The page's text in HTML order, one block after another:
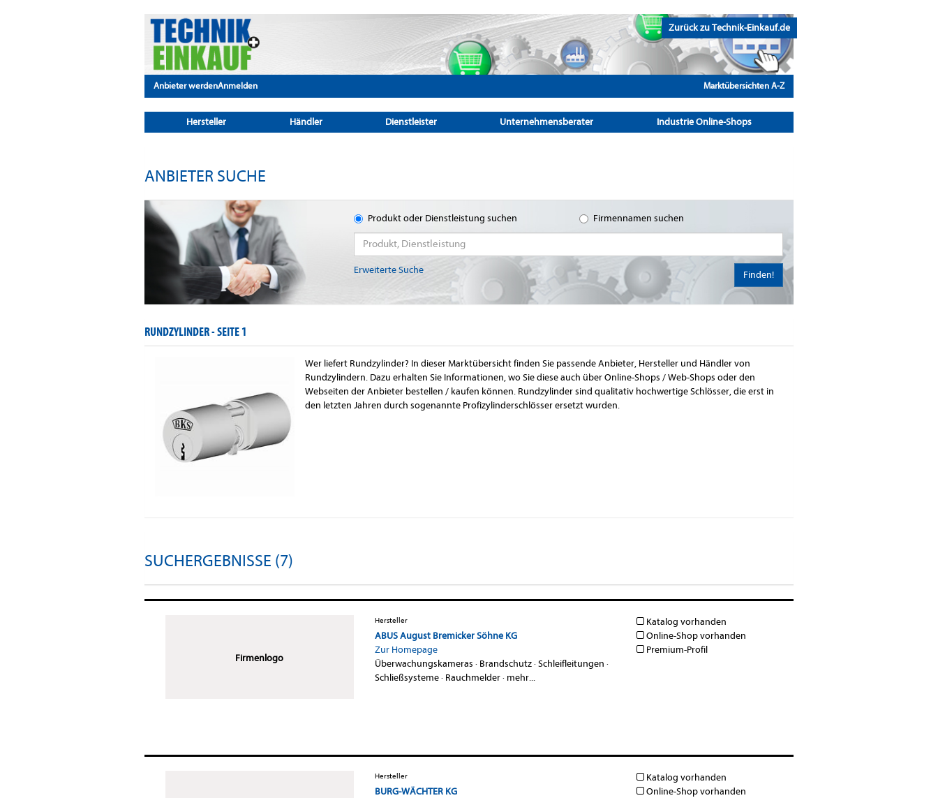
Zurück zu Technik-Einkauf.de
Anbieter werdenAnmelden Marktübersichten A-Z
Hersteller Händler Dienstleister Unternehmensberater Industrie Online-Shops
ANBIETER SUCHE
Produkt oder Dienstleistung suchen Firmennamen suchen
Erweiterte Suche Finden!
RUNDZYLINDER -SEITE 1
Wer liefert Rundzylinder? In dieser Marktübersicht finden Sie passende Anbieter, Hersteller und Händler von
Rundzylindern. Dazu erhalten Sie Informationen, wo Sie diese auch über Online-Shops / Web-Shops oder den
Webseiten der Anbieter bestellen / kaufen können. Rundzylinder sind qualitativ hochwertige Schlösser, die erst in
den letzten Jahren durch sogenannte Profizylinderschlösser ersetzt wurden.
SUCHERGEBNISSE (7)
Firmenlogo
Hersteller
ABUS August Bremicker Söhne KG
Zur Homepage
Überwachungskameras · Brandschutz·Schleifleitungen ·
Schließsysteme· Rauchmelder· mehr...
Katalog vorhanden
Online-Shop vorhanden
Premium-Profil
Hersteller
BURG-WÄCHTER KG
Katalog vorhanden
Online-Shop vorhanden